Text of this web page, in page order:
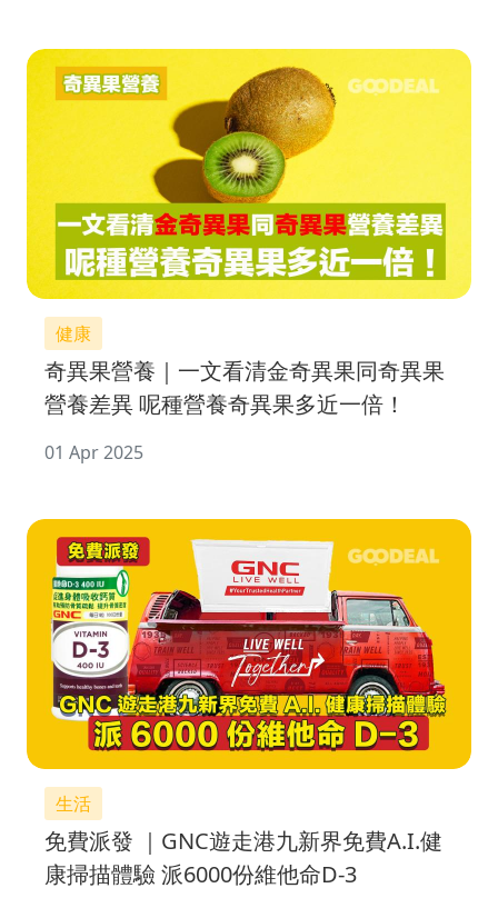
健康
奇異果營養｜一文看清金奇異果同奇異果
營養差異 呢種營養奇異果多近一倍！
01 Apr 2025
生活
免費派發 ｜GNC遊走港九新界免費A.I.健
康掃描體驗 派6000份維他命D-3